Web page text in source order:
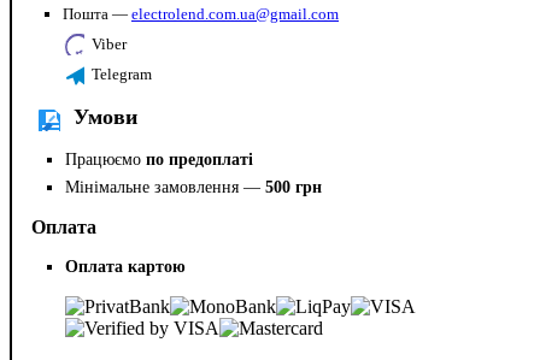
Пошта — electrolend.com.ua@gmail.com
Viber
Telegram
Умови
Працюємо по предоплаті
Мінімальне замовлення — 500 грн
Оплата
Оплата картою